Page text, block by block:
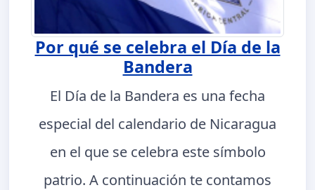
Por qué se celebra el Día de la
Bandera
El Día de la Bandera es una fecha
especial del calendario de Nicaragua
en el que se celebra este símbolo
patrio. A continuación te contamos